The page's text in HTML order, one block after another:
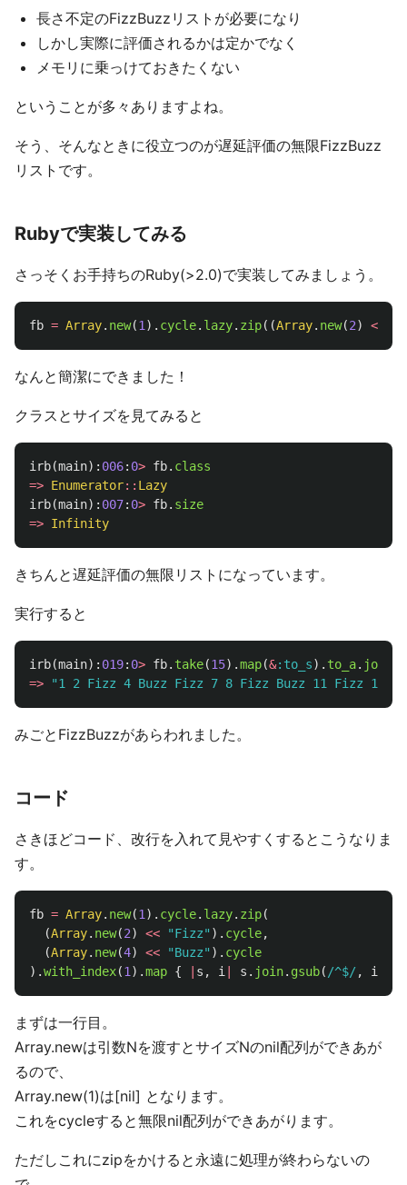
長さ不定のFizzBuzzリストが必要になり
しかし実際に評価されるかは定かでなく
メモリに乗っけておきたくない
ということが多々ありますよね。
そう、そんなときに役立つのが遅延評価の無限FizzBuzz
リストです。
Rubyで実装してみる
さっそくお手持ちのRuby(>2.0)で実装してみましょう。
fb = Array. new(1 ). cycle. lazy. zip((Array. new(2) <<
なんと簡潔にできました！
クラスとサイズを見てみると
irb(main): 006: 0> fb. class
=> Enumerator:: Lazy
irb(main): 007: 0> fb. size
=> Infinity
きちんと遅延評価の無限リストになっています。
実行すると
irb(main): 019: 0> fb. take(15).map(&:to_s). to_a. join
=>
"1 2 Fizz 4 Buzz Fizz 7 8 Fizz Buzz 11 Fizz 13
みごとFizzBuzzがあらわれました。
コード
さきほどコード、改行を入れて見やすくするとこうなりま
す。
fb = Array. new(1 ). cycle. lazy. zip(
(Array. new(2) << "Fizz" ). cycle,
(Array. new(4) << "Buzz" ). cycle
).with_index(1 ).map { s , i s . join. gsub( /^$/, i
まずは一行目。
Array.newは引数Nを渡すとサイズNのnil配列ができあが
るので、
Array.new(1)は[nil] となります。
これをcycleすると無限nil配列ができあがります。
ただしこれにzipをかけると永遠に処理が終わらないの